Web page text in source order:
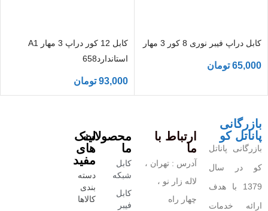
کابل دراپ فیبر نوری 8 کور 3 مهار
65,000 تومان
کابل 12 کور دراپ 3 مهار A1
استاندارد658
93,000 تومان
بازرگانی
پاناتل کو
بازرگانی پاناتل
کو در سال
1379 با هدف
ارائه خدمات
ارتباط با
ما
آدرس : تهران ،
لاله زار نو ،
چهار راه
محصولات
ما
کابل
شبکه
کابل
فیبر
لینک
های
مفید
دسته
بندی
کالاها